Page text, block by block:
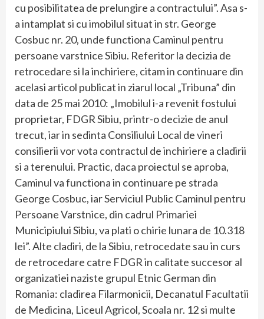
cu posibilitatea de prelungire a contractului”. Asa s-
a intamplat si cu imobilul situat in str. George
Cosbuc nr. 20, unde functiona Caminul pentru
persoane varstnice Sibiu. Referitor la decizia de
retrocedare si la inchiriere, citam in continuare din
acelasi articol publicat in ziarul local „Tribuna” din
data de 25 mai 2010: „Imobilul i-a revenit fostului
proprietar, FDGR Sibiu, printr-o decizie de anul
trecut, iar in sedinta Consiliului Local de vineri
consilierii vor vota contractul de inchiriere a cladirii
si a terenului. Practic, daca proiectul se aproba,
Caminul va functiona in continuare pe strada
George Cosbuc, iar Serviciul Public Caminul pentru
Persoane Varstnice, din cadrul Primariei
Municipiului Sibiu, va plati o chirie lunara de 10.318
lei”. Alte cladiri, de la Sibiu, retrocedate sau in curs
de retrocedare catre FDGR in calitate succesor al
organizatiei naziste grupul Etnic German din
Romania: cladirea Filarmonicii, Decanatul Facultatii
de Medicina, Liceul Agricol, Scoala nr. 12 si multe